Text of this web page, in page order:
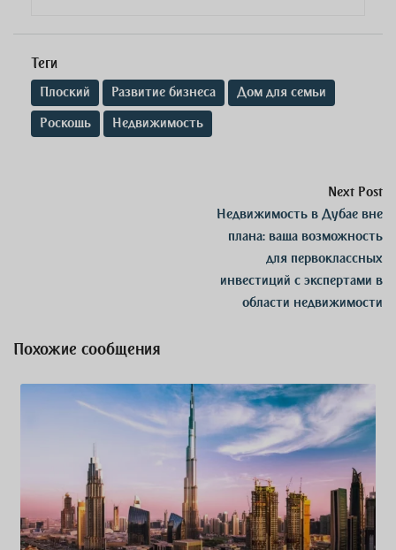
Теги
Плоский Развитие бизнеса
Дом для семьи
Роскошь
Недвижимость
Next Post
Недвижимость в Дубае вне
плана: ваша возможность
для первоклассных
инвестиций с экспертами в
области недвижимости
Похожие сообщения